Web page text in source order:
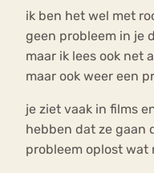
ik ben het wel met
geen probleem in je
maar ik lees ook net
maar ook weer een
je ziet vaak in films
hebben dat ze gaan
probleem oplost wat